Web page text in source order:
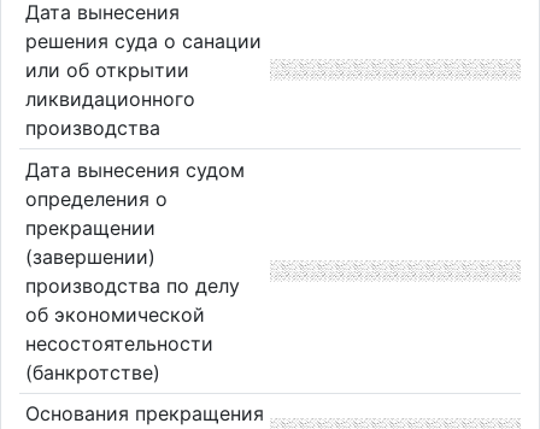
Дата вынесения
решения суда о санации
или об открытии
ликвидационного
производства
Дата вынесения судом
определения о
прекращении
(завершении)
производства по делу
об экономической
несостоятельности
(банкротстве)
Основания прекращения